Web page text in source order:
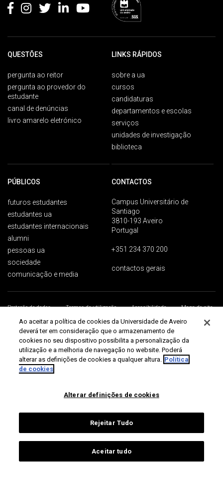
QUESTÕES
pergunta ao reitor
pergunta ao provedor do
estudante
canal de denúncias
livro amarelo eletrónico
LINKS RÁPIDOS
sobre a ua
cursos
candidaturas
departamentos e escolas
serviços
unidades de investigação
biblioteca
PÚBLICOS
futuros estudantes
estudantes ua
estudantes internacionais
alumni
pessoas ua
sociedade
comunicação e media
CONTACTOS
Campus Universitário de
Santiago
3810-193 Aveiro
Portugal
+351 234 370 200
contactos gerais
Proteção de dados Termos de utilização Acessibilidade
Mapa do site
Universidade de Aveiro 2026
Ao aceitar a política de cookies da Universidade de Aveiro
deverá ter em consideração que o armazenamento de
cookies no seu dispositivo possibilita a personalização da
utilização e a melhoria de navegação no website. Poderá
alterar as definições de cookies a qualquer altura. Política
de cookies
Alterar definições de cookies
Rejeitar Tudo
Aceitar tudo